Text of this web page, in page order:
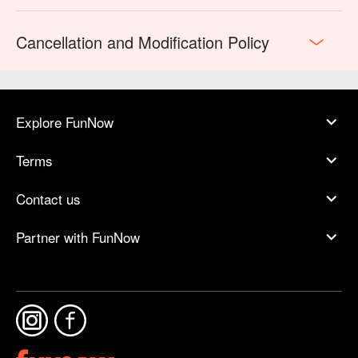
Cancellation and Modification Policy
Explore FunNow
Terms
Contact us
Partner with FunNow